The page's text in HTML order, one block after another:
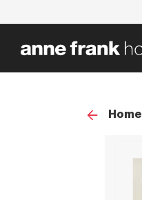
Home